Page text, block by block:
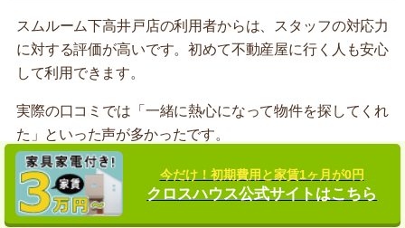
スムルーム下高井戸店の利用者からは、スタッフの対応力
に対する評価が高いです。初めて不動産屋に行く人も安心
して利用できます。
実際の口コミでは「一緒に熱心になって物件を探してくれ
た」といった声が多かったです。
スムルーム下高井戸店を利用した人の声
今だけ！初期費用と家賃1ヶ月が0円
クロスハウス公式サイトはこちら